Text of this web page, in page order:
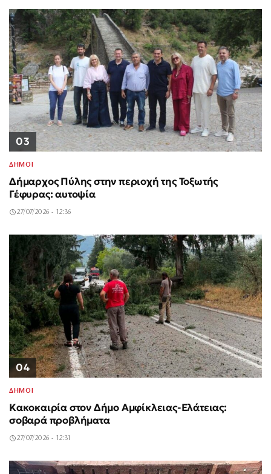
03
ΔΗΜΟΙ
Δήμαρχος Πύλης στην περιοχή της Τοξωτής
Γέφυρας: αυτοψία
27/07/2026 - 12:36
04
ΔΗΜΟΙ
Κακοκαιρία στον Δήμο Αμφίκλειας-Ελάτειας:
σοβαρά προβλήματα
27/07/2026 - 12:31